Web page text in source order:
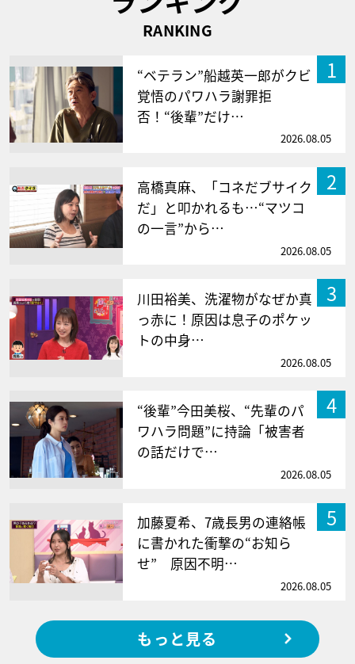
RANKING
1
“ベテラン”船越英一郎がクビ
覚悟のパワハラ謝罪拒
否！“後輩”だけ…
2026.08.05
2
高橋真麻、「コネだブサイク
だ」と叩かれるも…“マツコ
の一言”から…
2026.08.05
3
川田裕美、洗濯物がなぜか真
っ赤に！原因は息子のポケッ
トの中身…
2026.08.05
4
“後輩”今田美桜、“先輩のパ
ワハラ問題”に持論「被害者
の話だけで…
2026.08.05
5
加藤夏希、7歳長男の連絡帳
に書かれた衝撃の“お知ら
せ” 原因不明…
2026.08.05
もっと見る